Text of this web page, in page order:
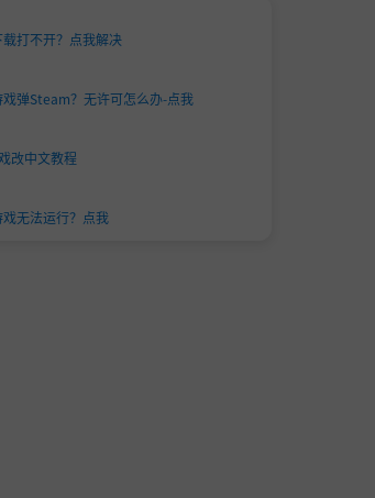
载打不开？点我解决
戏弹Steam？无许可怎么办-点我
改中文教程
戏无法运行？点我